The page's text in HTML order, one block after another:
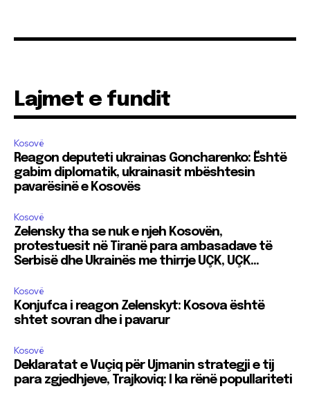
Lajmet e fundit
Kosovë
Reagon deputeti ukrainas Goncharenko: Është
gabim diplomatik, ukrainasit mbështesin
pavarësinë e Kosovës
Kosovë
Zelensky tha se nuk e njeh Kosovën,
protestuesit në Tiranë para ambasadave të
Serbisë dhe Ukrainës me thirrje UÇK, UÇK…
Kosovë
Konjufca i reagon Zelenskyt: Kosova është
shtet sovran dhe i pavarur
Kosovë
Deklaratat e Vuçiq për Ujmanin strategji e tij
para zgjedhjeve, Trajkoviq: I ka rënë popullariteti